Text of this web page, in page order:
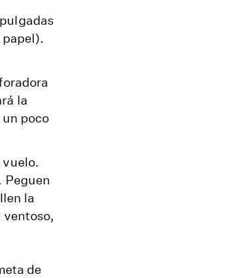
la
poco
vuelo.
Peguen
la
ventoso,
de